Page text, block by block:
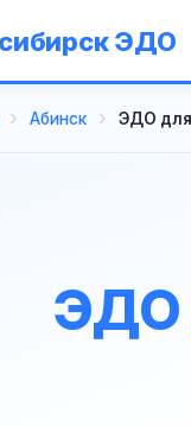
ЭДО
Абинск ЭДО для
ЭДО